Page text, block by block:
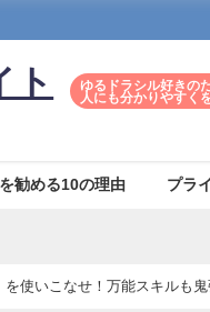
ト
ゆるドラシル好きの
人にも分かりやすく
勧める10の理由 プラ
ハブアム 『呪印』を使いこなせ！万能スキルも